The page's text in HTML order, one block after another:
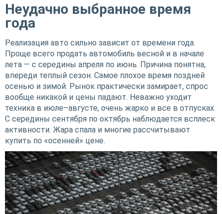
Неудачно выбранное время
года
Реализация авто сильно зависит от времени года.
Проще всего продать автомобиль весной и в начале
лета — с середины апреля по июнь. Причина понятна,
впереди теплый сезон. Самое плохое время поздней
осенью и зимой. Рынок практически замирает, спрос
вообще никакой и цены падают. Неважно уходит
техника в июле–августе, очень жарко и все в отпусках.
С середины сентября по октябрь наблюдается всплеск
активности. Жара спала и многие рассчитывают
купить по «осенней» цене.